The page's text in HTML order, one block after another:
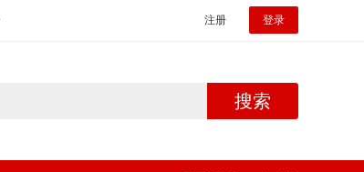
注册 登录
搜索